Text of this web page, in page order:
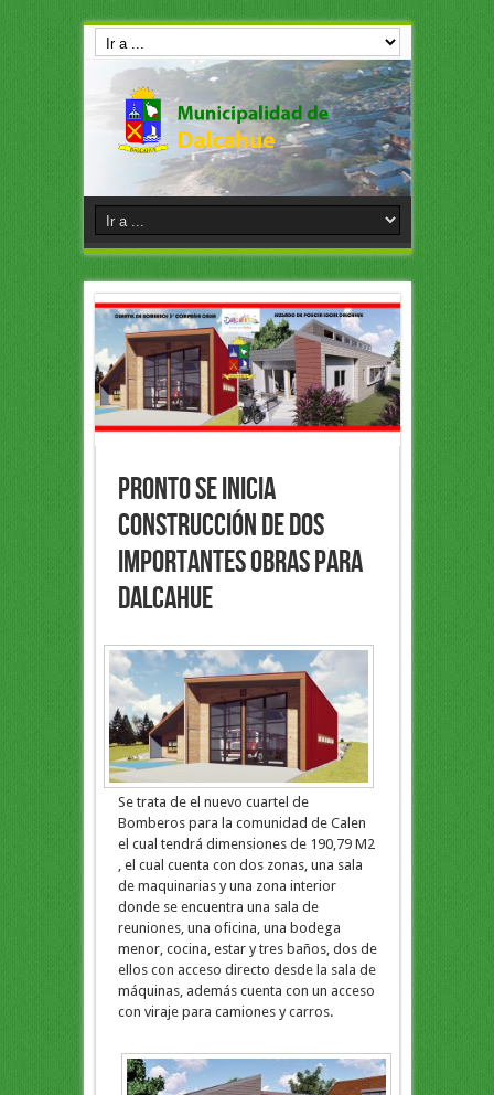
PRONTO SE INICIA
CONSTRUCCIÓN DE DOS
IMPORTANTES OBRAS PARA
DALCAHUE
Se trata de el nuevo cuartel de
Bomberos para la comunidad de Calen
el cual tendrá dimensiones de 190,79 M2
, el cual cuenta con dos zonas, una sala
de maquinarias y una zona interior
donde se encuentra una sala de
reuniones, una oficina, una bodega
menor, cocina, estar y tres baños, dos de
ellos con acceso directo desde la sala de
máquinas, además cuenta con un acceso
con viraje para camiones y carros.